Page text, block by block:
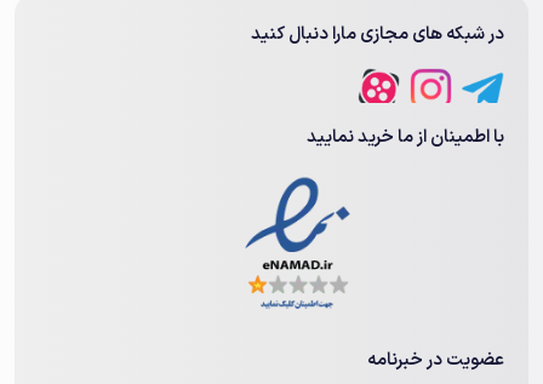
در شبکه های مجازی مارا دنبال کنید
با اطمینان از ما خرید نمایید
عضویت در خبرنامه